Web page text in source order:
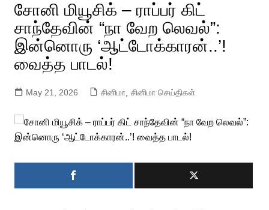
சோனி மியூசிக் – ராப்பர் கிட்
சாந்தேவின் “நா வேற லெவல்”:
இன்னொரு ‘ஆட்டோக்காரன்..’!
வைத்த பாடல்!
May 21, 2026 சினிமா, சினிமா செய்திகள்